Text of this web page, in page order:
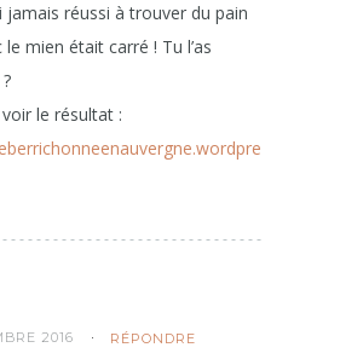
jamais réussi à trouver du pain
mien était carré ! Tu l’as
le résultat :
2016 RÉPONDRE